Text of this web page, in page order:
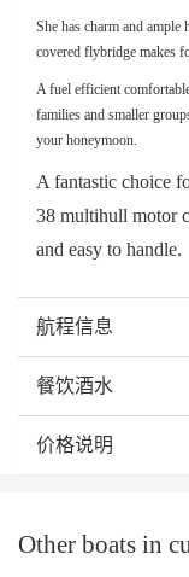
She has charm and
covered flybridge makes
A fuel efficient
families and smaller
your honeymoon.
A fantastic choice
38 multihull motor
and easy to handle.
航程信息
餐饮酒水
价格说明
Other boats in